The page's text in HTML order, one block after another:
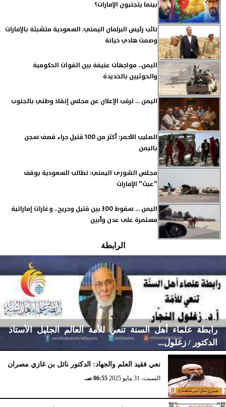
بينما يتجنبون الإمارات؟
نائب رئيس البرلمان اليمني: السعودية متشبثة بالإمارات
وصمت هادي خيانة
اليمن.. مواجهات عنيفة بين القوات الحكومية
والحوثيين بالحديدة
اليمن ... ترقب الإعلان عن مجلس إنقاذ وطني بالجنوب
الصليب الأحمر: أكثر من 100 قتيل جراء قصف سجن
باليمن
مجلس الشورى اليمني: نطالب السعودية بوقف
”عبث” الإمارات
اليمن ... سقوط 300 بين قتيل وجريح.. وغارات إماراتية
مستمرة على عدن وأبين
الرابطة
رابطة علماء أهل السنة تنعي للأمة العالم الجليل الأستاذ
الدكتور / زغلول...
الإثنين، 10 نوفمبر 2025
نعي فقيد العلم والجهاد: الدكتور نائل بن غازي مصران
السبت، 31 مايو 2025 06:55 صـ